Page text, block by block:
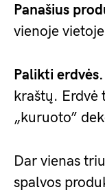
Panašius
vienoje
Palikti erdvės.
kraštų. Erdvė
„kuruoto”
Dar vienas
spalvos